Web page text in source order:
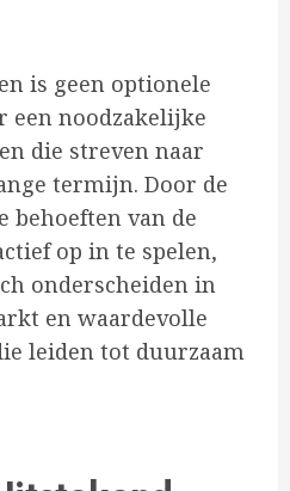
is geen optionele
een noodzakelijke
die streven naar
termijn. Door de
behoeften van de
op in te spelen,
onderscheiden in
en waardevolle
leiden tot duurzaam